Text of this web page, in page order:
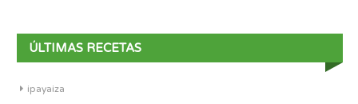
ÚLTIMAS RECETAS
ipayaiza